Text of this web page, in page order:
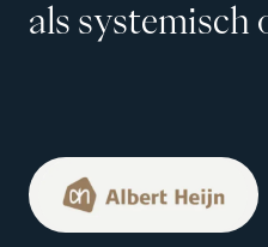
als systemisch